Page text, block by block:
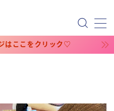
はここをクリック♡